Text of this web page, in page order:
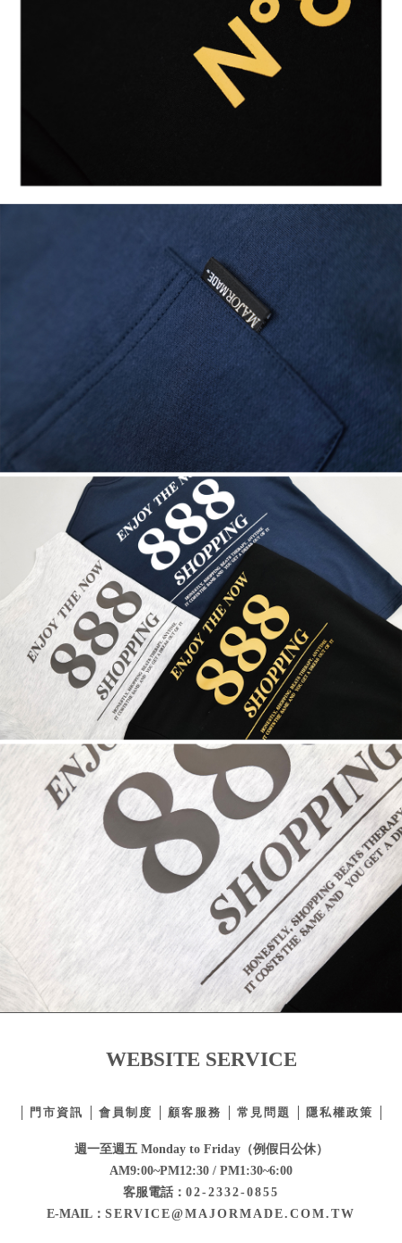
WEBSITE SERVICE
門市資訊 會員制度 顧客服務 常見問題 隱私權政策
週一至週五 Monday to Friday（例假日公休）
AM9:00~PM12:30 / PM1:30~6:00
客服電話： 02-2332-0855
E-MAIL： SERVICE@MAJORMADE.COM.TW